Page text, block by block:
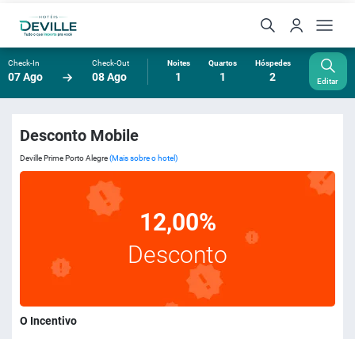
Check-In
07 Ago
Check-Out
08 Ago
Noites
1
Quartos
1
Hóspedes
2 Editar
Desconto Mobile
Deville Prime Porto Alegre(Mais sobre o hotel)
12,00%
Desconto
O Incentivo